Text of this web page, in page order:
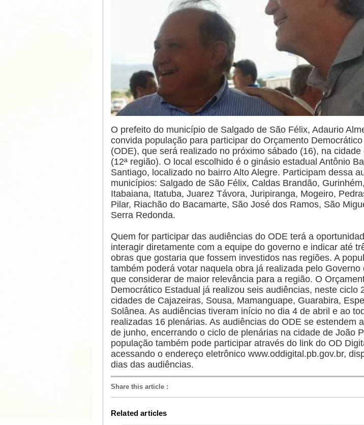
O prefeito do município de Salgado de São Félix, Adaurio
convida população para participar do Orçamento Democrático
(ODE), que será realizado no próximo sábado (16), na cidade
(12ª região). O local escolhido é o ginásio estadual Antônio
Santiago, localizado no bairro Alto Alegre. Participam dessa
municípios: Salgado de São Félix, Caldas Brandão,
Itabaiana, Itatuba, Juarez Távora, Juripiranga, Mogeiro,
Pilar, Riachão do Bacamarte, São José dos Ramos, São
Serra Redonda.
Quem for participar das audiências do ODE terá a
interagir diretamente com a equipe do governo e indicar até
obras que gostaria que fossem investidos nas regiões. A
também poderá votar naquela obra já realizada pelo Governo
que considerar de maior relevância para a região. O
Democrático Estadual já realizou seis audiências, neste ciclo
cidades de Cajazeiras, Sousa, Mamanguape, Guarabira,
Solânea. As audiências tiveram início no dia 4 de abril e ao
realizadas 16 plenárias. As audiências do ODE se estendem
de junho, encerrando o ciclo de plenárias na cidade de João
população também pode participar através do link do OD
acessando o endereço eletrônico www.oddigital.pb.gov.br,
dias das audiências.
Share this article :
Related articles